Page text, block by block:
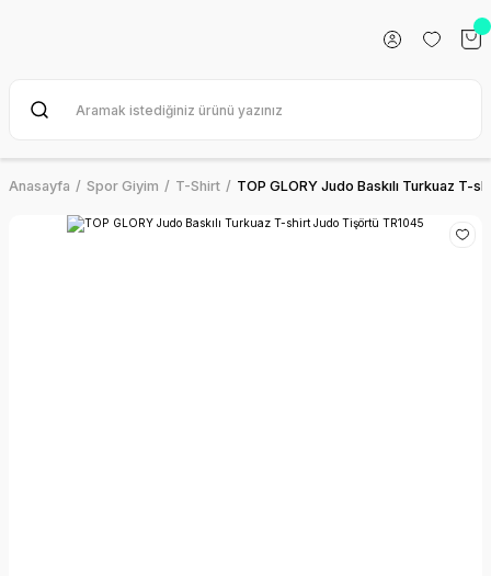
Anasayfa Spor Giyim T-Shirt TOP GLORY Judo Baskılı Turkuaz T-